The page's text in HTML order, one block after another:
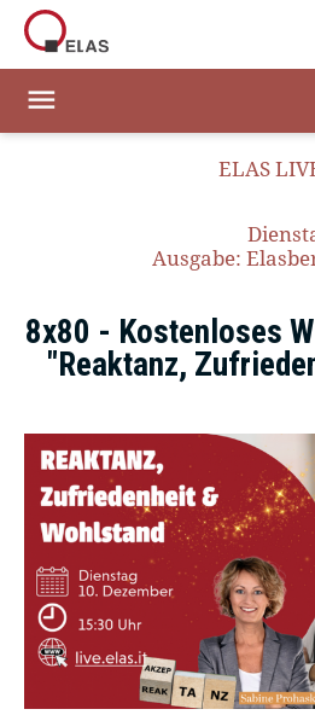
menu
ELAS
Ausgabe:
8x80 - Kostenloses
"Reaktanz,